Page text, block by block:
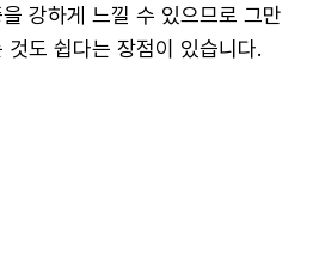
강하게 느낄 수 있으므로 그만
도 쉽다는 장점이 있습니다.